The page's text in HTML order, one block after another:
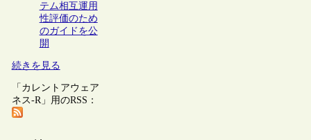
テム相互運用
性評価のため
のガイドを公
開
続きを見る
「カレントアウェア
ネス-R」用のRSS：